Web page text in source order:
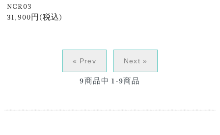
NCR03
31,900円(税込)
« Prev Next »
9商品中 1-9商品